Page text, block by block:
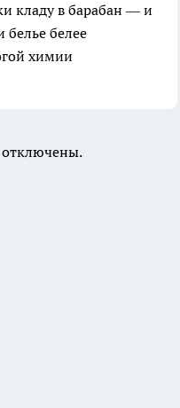
кладу в барабан — и
белее
химии
отключены.